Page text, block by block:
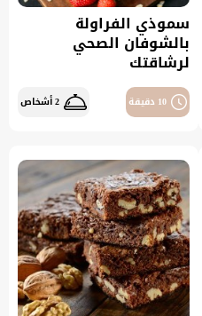
سموذي الفراولة
بالشوفان الصحي
لرشاقتك
10 دقيقة 2 أشخاص